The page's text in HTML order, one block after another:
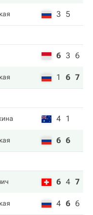
3 5
6 3 6
1 6 7
4 1
6 6
6 4 7
4 6 6